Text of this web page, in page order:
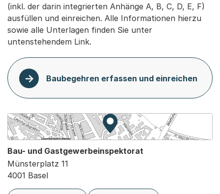
(inkl. der darin integrierten Anhänge A, B, C, D, E, F)
ausfüllen und einreichen. Alle Informationen hierzu
sowie alle Unterlagen finden Sie unter
untenstehendem Link.
Baubegehren erfassen und einreichen
Zur Karte von MapBS.
Externer Link, wird in einem
Bau- und Gastgewerbeinspektorat
Münsterplatz 11
4001 Basel